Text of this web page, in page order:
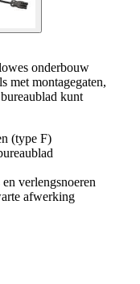
onderbouw
met montagegaten,
kunt
(type F)
verlengsnoeren
afwerking